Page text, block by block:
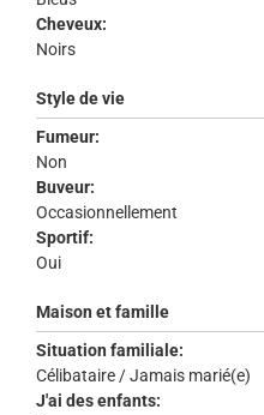
Cheveux:
Noirs
Style de vie
Fumeur:
Non
Buveur:
Occasionnellement
Sportif:
Oui
Maison et famille
Situation familiale:
Célibataire / Jamais marié(e)
J'ai des enfants: